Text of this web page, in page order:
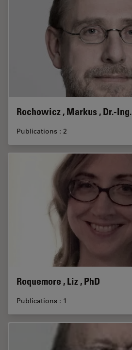
Rochowicz , Markus , Dr.-Ing.
Publications : 2
Roquemore , Liz , PhD
Publications : 1